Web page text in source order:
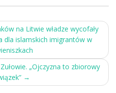
na Litwie władze wycofały
dla islamskich imigrantów w
„Ojczyzna to zbiorowy
→